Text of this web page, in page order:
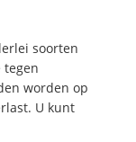
soorten
tegen
worden op
U kunt